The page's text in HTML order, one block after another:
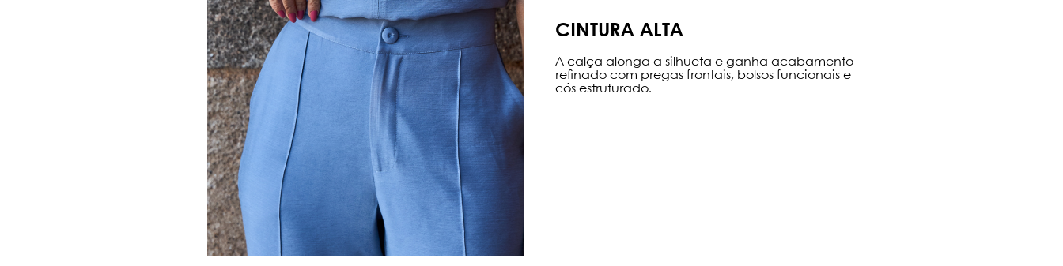
CINTURA ALTA
A calça alonga a silhueta e ganha acabamento
refinado com pregas frontais, bolsos funcionais e
cós estruturado.